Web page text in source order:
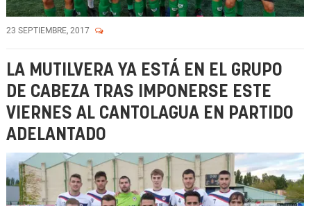
23 SEPTIEMBRE, 2017
LA MUTILVERA YA ESTÁ EN EL GRUPO
DE CABEZA TRAS IMPONERSE ESTE
VIERNES AL CANTOLAGUA EN PARTIDO
ADELANTADO